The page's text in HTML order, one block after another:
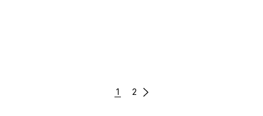
PAGINAZIONE
1 2